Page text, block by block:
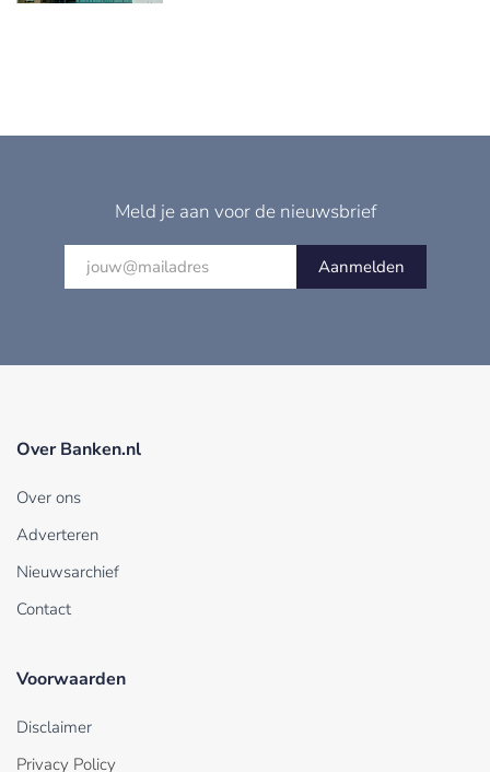
Meld je aan voor de nieuwsbrief
Aanmelden
Over Banken.nl
Over ons
Adverteren
Nieuwsarchief
Contact
Voorwaarden
Disclaimer
Privacy Policy